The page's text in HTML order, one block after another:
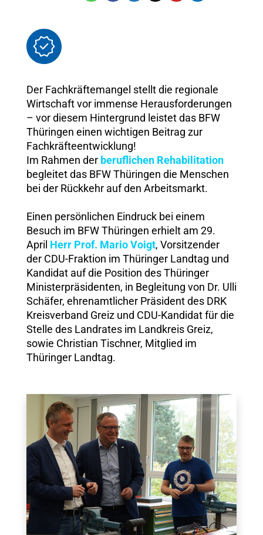
Der Fachkräftemangel stellt die regionale
Wirtschaft vor immense Herausforderungen
– vor diesem Hintergrund leistet das BFW
Thüringen einen wichtigen Beitrag zur
Fachkräfteentwicklung!
Im Rahmen der beruflichen Rehabilitation
begleitet das BFW Thüringen die Menschen
bei der Rückkehr auf den Arbeitsmarkt.
Einen persönlichen Eindruck bei einem
Besuch im BFW Thüringen erhielt am 29.
April Herr Prof. Mario Voigt, Vorsitzender
der CDU-Fraktion im Thüringer Landtag und
Kandidat auf die Position des Thüringer
Ministerpräsidenten, in Begleitung von Dr. Ulli
Schäfer, ehrenamtlicher Präsident des DRK
Kreisverband Greiz und CDU-Kandidat für die
Stelle des Landrates im Landkreis Greiz,
sowie Christian Tischner, Mitglied im
Thüringer Landtag.